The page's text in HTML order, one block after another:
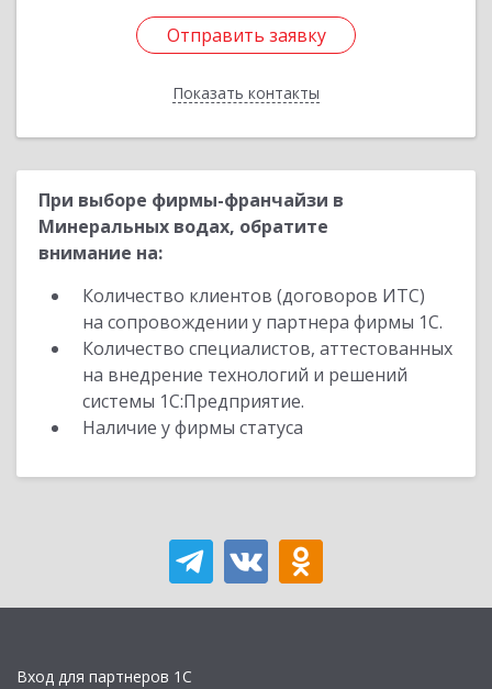
Отправить заявку
Показать контакты
Отправить заявку
Назад
При выборе фирмы-франчайзи в
Минеральных водах, обратите
внимание на:
Количество клиентов (договоров ИТС)
на сопровождении у партнера фирмы 1С.
Количество специалистов, аттестованных
на внедрение технологий и решений
системы 1С:Предприятие.
Наличие у фирмы статуса
Вход для партнеров 1С